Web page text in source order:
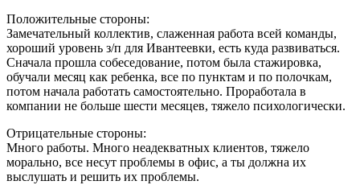
Положительные стороны:
Замечательный коллектив, слаженная работа всей команды,
хороший уровень з/п для Ивантеевки, есть куда развиваться.
Сначала прошла собеседование, потом была стажировка,
обучали месяц как ребенка, все по пунктам и по полочкам,
потом начала работать самостоятельно. Проработала в
компании не больше шести месяцев, тяжело психологически.
Отрицательные стороны:
Много работы. Много неадекватных клиентов, тяжело
морально, все несут проблемы в офис, а ты должна их
выслушать и решить их проблемы.